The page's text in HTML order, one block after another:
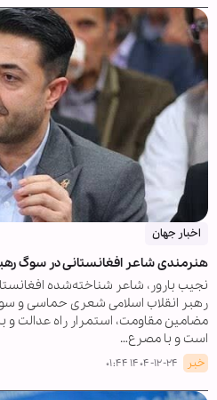
اخبار جهان
هنرمندی شاعر افغانستانی در سوگ
نجیب بارور، شاعر شناخته‌شده
رهبر انقلاب اسلامی شعری حماسی و
مضامین مقاومت، استمرار راه عدالت و
است و با مصرع…
خبر ۱۴۰۴-۱۲-۲۴ ۰۱:۴۴